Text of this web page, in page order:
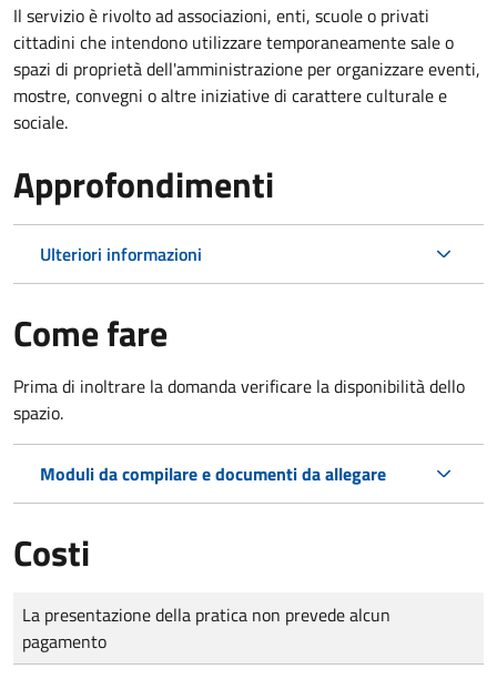
Il servizio è rivolto ad associazioni, enti, scuole o privati
cittadini che intendono utilizzare temporaneamente sale o
spazi di proprietà dell'amministrazione per organizzare eventi,
mostre, convegni o altre iniziative di carattere culturale e
sociale.
Approfondimenti
Ulteriori informazioni
Come fare
Prima di inoltrare la domanda verificare la disponibilità dello
spazio.
Moduli da compilare e documenti da allegare
Costi
Tipo di pagamento
Importo
La presentazione della pratica non prevede alcun
pagamento